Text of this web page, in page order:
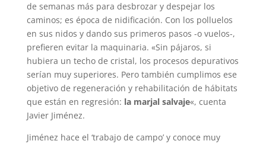
de semanas más para desbrozar y despejar los
caminos; es época de nidificación. Con los polluelos
en sus nidos y dando sus primeros pasos -o vuelos-,
prefieren evitar la maquinaria. «Sin pájaros, si
hubiera un techo de cristal, los procesos depurativos
serían muy superiores. Pero también cumplimos ese
objetivo de regeneración y rehabilitación de hábitats
que están en regresión: la marjal salvaje«, cuenta
Javier Jiménez.
Jiménez hace el ‘trabajo de campo’ y conoce muy